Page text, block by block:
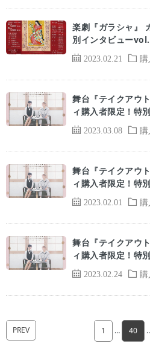
2023.02.21
楽劇『ガラシャ』
別インタビュー
2023.03.08
舞台『テイクアウ
ィ購入者限定！特
2023.02.01
舞台『テイクアウ
ィ購入者限定！特
2023.02.24
舞台『テイクアウ
ィ購入者限定！特
PREV 1 … 40